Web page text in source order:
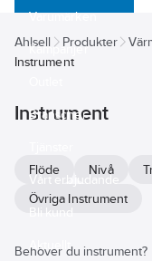
Varumärken
Kampanjer
Branscher
Vårt erbjudande
Bli kund
Aktuellt
Ahlsell Produkter
Instrument
Instrument
Flöde Nivå
Övriga Instrument
Behöver du instrument?